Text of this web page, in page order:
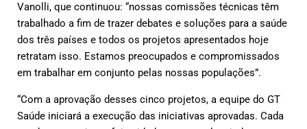
Vanolli, que continuou: “nossas comissões técnicas têm
trabalhado a fim de trazer debates e soluções para a saúde
dos três países e todos os projetos apresentados hoje
retratam isso. Estamos preocupados e compromissados
em trabalhar em conjunto pelas nossas populações”.
“Com a aprovação desses cinco projetos, a equipe do GT
Saúde iniciará a execução das iniciativas aprovadas. Cada